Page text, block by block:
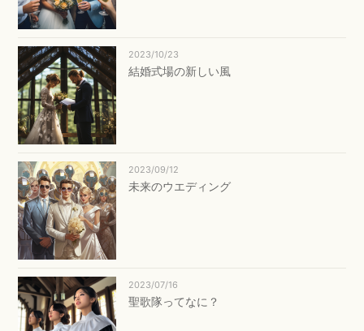
2023/10/23
結婚式場の新しい風
2023/09/12
未来のウエディング
2023/07/16
聖歌隊ってなに？